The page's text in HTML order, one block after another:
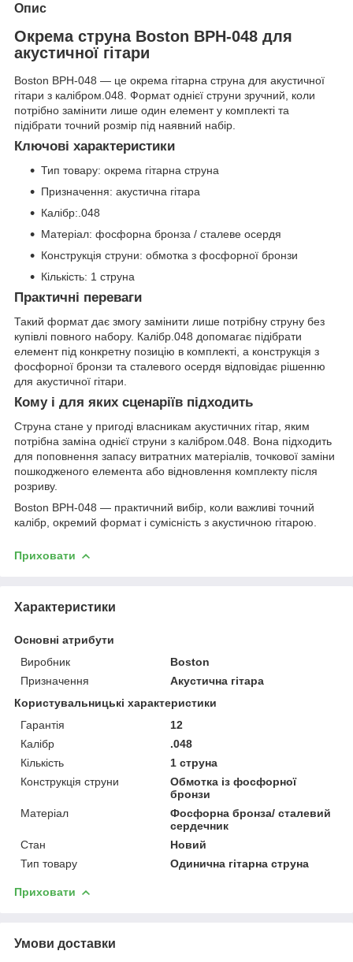
Опис
Окрема струна Boston BPH-048 для
акустичної гітари
Boston BPH-048 — це окрема гітарна струна для акустичної
гітари з калібром.048. Формат однієї струни зручний, коли
потрібно замінити лише один елемент у комплекті та
підібрати точний розмір під наявний набір.
Ключові характеристики
Тип товару: окрема гітарна струна
Призначення: акустична гітара
Калібр:.048
Матеріал: фосфорна бронза / сталеве осердя
Конструкція струни: обмотка з фосфорної бронзи
Кількість: 1 струна
Практичні переваги
Такий формат дає змогу замінити лише потрібну струну без
купівлі повного набору. Калібр.048 допомагає підібрати
елемент під конкретну позицію в комплекті, а конструкція з
фосфорної бронзи та сталевого осердя відповідає рішенню
для акустичної гітари.
Кому і для яких сценаріїв підходить
Струна стане у пригоді власникам акустичних гітар, яким
потрібна заміна однієї струни з калібром.048. Вона підходить
для поповнення запасу витратних матеріалів, точкової заміни
пошкодженого елемента або відновлення комплекту після
розриву.
Boston BPH-048 — практичний вибір, коли важливі точний
калібр, окремий формат і сумісність з акустичною гітарою.
Приховати
Характеристики
Основні атрибути
Виробник
Boston
Призначення
Акустична гітара
Користувальницькі характеристики
Гарантія
12
Калібр
.048
Кількість
1 струна
Конструкція струни
Обмотка із фосфорної
бронзи
Матеріал
Фосфорна бронза/ сталевий
сердечник
Стан
Новий
Тип товару
Одинична гітарна струна
Приховати
Умови доставки